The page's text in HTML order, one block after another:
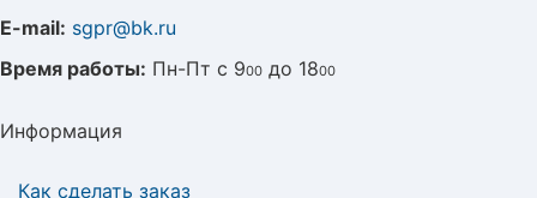
E-mail: sgpr@bk.ru
Время работы: Пн-Пт с 900 до 1800
Информация
Как сделать заказ